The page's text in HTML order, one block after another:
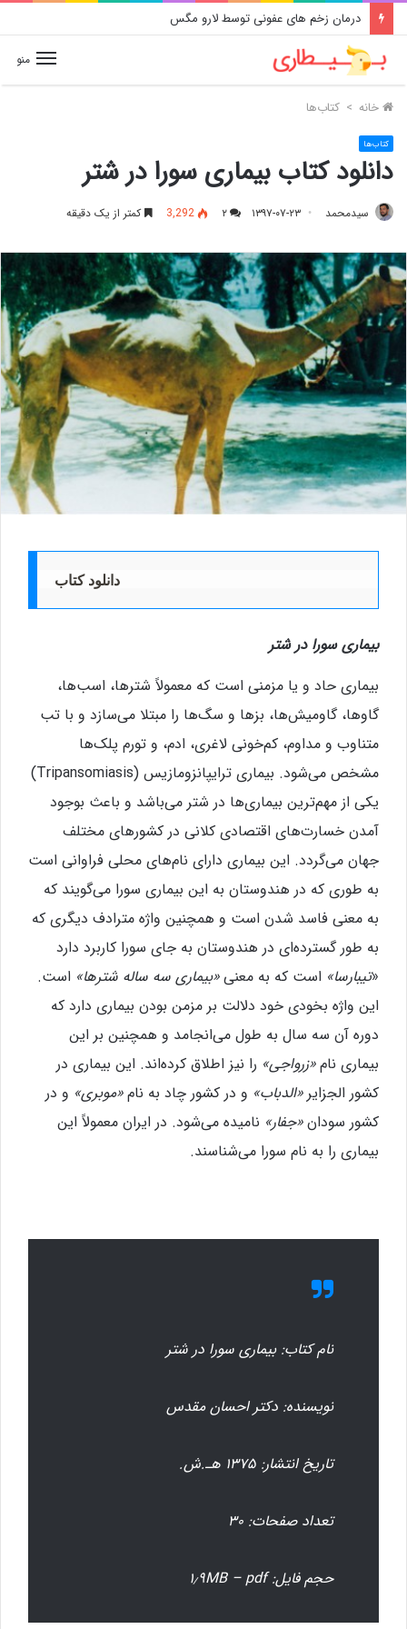
درمان زخم های عفونی توسط لارو مگس
منو
خانه > کتاب‌ها
کتاب‌ها
دانلود کتاب بیماری سورا در شتر
سیدمحمد ۱۳۹۷-۰۷-۲۳ ۲ 3,292 کمتر از یک دقیقه
دانلود کتاب
بیماری سورا در شتر
بیماری حاد و یا مزمنی است که معمولاً شترها، اسب‌ها،
گاوها، گاومیش‌ها، بزها و سگ‌ها را مبتلا می‌سازد و با تب
متناوب و مداوم، کم‌خونی لاغری، ادم، و تورم پلک‌ها
مشخص می‌شود. بیماری ترایپانزومازیس (Tripansomiasis)
یکی از مهم‌ترین بیماری‌ها در شتر می‌باشد و باعث بوجود
آمدن خسارت‌های اقتصادی کلانی در کشورهای مختلف
جهان می‌گردد. این بیماری دارای نام‌های محلی فراوانی است
به طوری که در هندوستان به این بیماری سورا می‌گویند که
به معنی فاسد شدن است و همچنین واژه مترادف دیگری که
به طور گسترده‌ای در هندوستان به جای سورا کاربرد دارد
«تیبارسا» است که به معنی«بیماری سه ساله شترها» است.
این واژه بخودی خود دلالت بر مزمن بودن بیماری دارد که
دوره آن سه سال به طول می‌انجامد و همچنین بر این
بیماری نام«زرواجی» را نیز اطلاق کرده‌اند. این بیماری در
کشور الجزایر«الدباب» و در کشور چاد به نام«موبری» و در
کشور سودان«جفار» نامیده می‌شود. در ایران معمولاً این
بیماری را به نام سورا می‌شناسند.
نام کتاب: بیماری سورا در شتر
نویسنده: دکتر احسان مقدس
تاریخ انتشار: ۱۳۷۵ هـ.ش.
تعداد صفحات: ۳۰
حجم فایل: ۱٫۹MB – pdf